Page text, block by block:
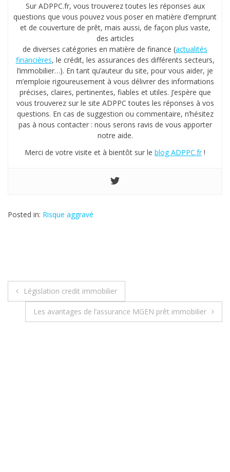
Sur ADPPC.fr, vous trouverez toutes les réponses aux
questions que vous pouvez vous poser en matière d’emprunt
et de couverture de prêt, mais aussi, de façon plus vaste,
des articles
de diverses catégories en matière de finance (actualités
financières, le crédit, les assurances des différents secteurs,
l’immobilier…). En tant qu’auteur du site, pour vous aider, je
m’emploie rigoureusement à vous délivrer des informations
précises, claires, pertinentes, fiables et utiles. J’espère que
vous trouverez sur le site ADPPC toutes les réponses à vos
questions. En cas de suggestion ou commentaire, n’hésitez
pas à nous contacter : nous serons ravis de vous apporter
notre aide.
Merci de votre visite et à bientôt sur le blog ADPPC.fr!
Posted in: Risque aggravé
N
Législation credit immobilier
Les avantages de l’assurance MGEN prêt immobilier